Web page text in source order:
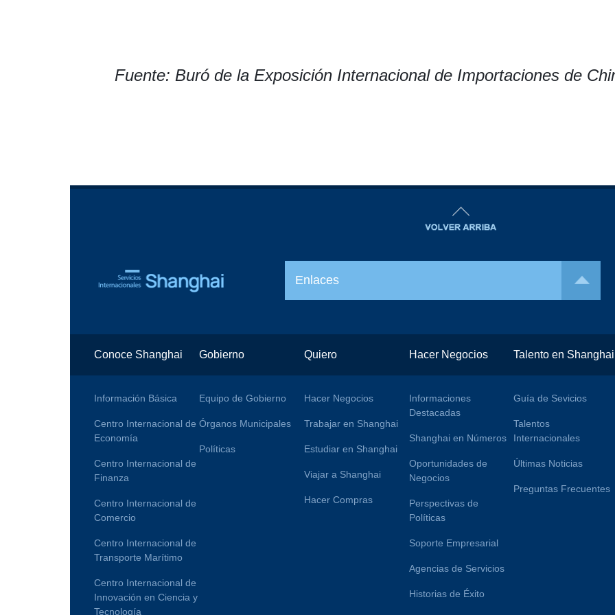
Fuente: Buró de la Exposición Internacional de Importaciones de
Enlaces
Conoce Shanghai
Información Básica
Centro Internacional de
Economía
Centro Internacional de
Finanza
Centro Internacional de
Comercio
Centro Internacional de
Transporte Marítimo
Centro Internacional de
Innovación en Ciencia y
Tecnología
Gobierno
Equipo de Gobierno
Órganos Municipales
Políticas
Quiero
Hacer Negocios
Trabajar en Shanghai
Estudiar en Shanghai
Viajar a Shanghai
Hacer Compras
Hacer Negocios
Informaciones
Destacadas
Shanghai en Números
Oportunidades de
Negocios
Perspectivas de
Políticas
Soporte Empresarial
Agencias de Servicios
Historias de Éxito
Talento en Shanghai
Guía de Sevicios
Talentos
Internacionales
Últimas Noticias
Preguntas Frecuentes